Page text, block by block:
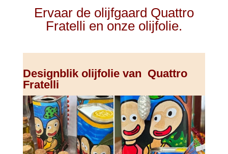
Ervaar de olijfgaard Quattro
Fratelli en onze olijfolie.
Designblik olijfolie van Quattro
Fratelli